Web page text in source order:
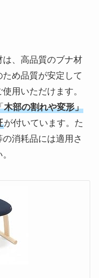
、高品質のブナ材
め品質が安定して
用いただけます。
木部の割れや変形」
が付いています。た
消耗品には適用さ